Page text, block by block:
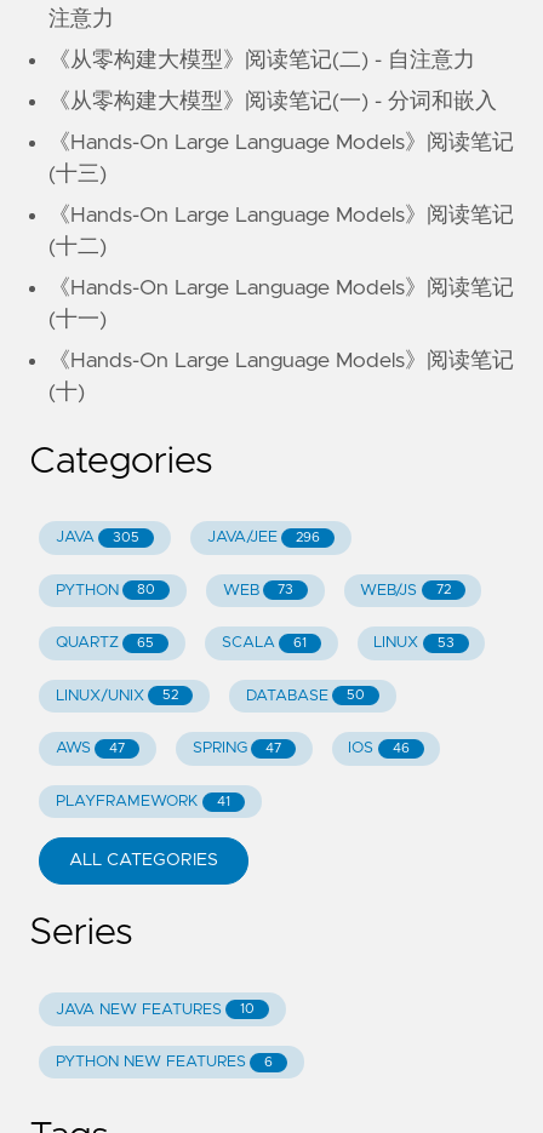
注意力
《从零构建大模型》阅读笔记(二) - 自注意力
《从零构建大模型》阅读笔记(一) - 分词和嵌入
《Hands-On Large Language Models》阅读笔记
(十三)
《Hands-On Large Language Models》阅读笔记
(十二)
《Hands-On Large Language Models》阅读笔记
(十一)
《Hands-On Large Language Models》阅读笔记
(十)
Categories
JAVA 305 JAVA/JEE 296
PYTHON 80 WEB 73 WEB/JS 72
QUARTZ 65 SCALA 61 LINUX 53
LINUX/UNIX 52 DATABASE 50
AWS 47 SPRING 47 IOS 46
PLAYFRAMEWORK 41
ALL CATEGORIES
Series
JAVA NEW FEATURES 10
PYTHON NEW FEATURES 6